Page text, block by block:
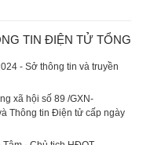
TIN ĐIỆN TỬ TỔNG
- Sở thông tin và truyền
xã hội số 89 /GXN-
Thông tin Điện tử cấp ngày